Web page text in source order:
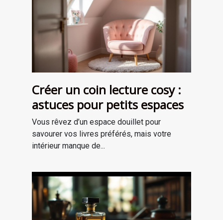
Créer un coin lecture cosy :
astuces pour petits espaces
Vous rêvez d’un espace douillet pour
savourer vos livres préférés, mais votre
intérieur manque de...